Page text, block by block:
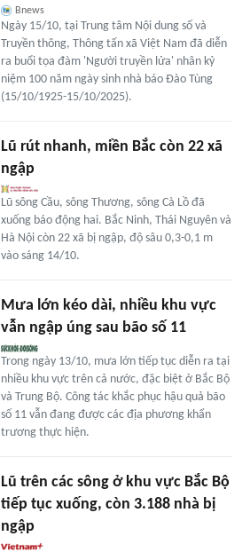
Bnews
Ngày 15/10, tại Trung tâm Nội dung số và
Truyền thông, Thông tấn xã Việt Nam đã diễn
ra buổi tọa đàm 'Người truyền lửa' nhân kỷ
niệm 100 năm ngày sinh nhà báo Đào Tùng
(15/10/1925-15/10/2025).
Lũ rút nhanh, miền Bắc còn 22 xã
ngập
Lũ sông Cầu, sông Thương, sông Cà Lồ đã
xuống báo động hai. Bắc Ninh, Thái Nguyên và
Hà Nội còn 22 xã bị ngập, độ sâu 0,3-0,1 m
vào sáng 14/10.
Mưa lớn kéo dài, nhiều khu vực
vẫn ngập úng sau bão số 11
Trong ngày 13/10, mưa lớn tiếp tục diễn ra tại
nhiều khu vực trên cả nước, đặc biệt ở Bắc Bộ
và Trung Bộ. Công tác khắc phục hậu quả bão
số 11 vẫn đang được các địa phương khẩn
trương thực hiện.
Lũ trên các sông ở khu vực Bắc Bộ
tiếp tục xuống, còn 3.188 nhà bị
ngập